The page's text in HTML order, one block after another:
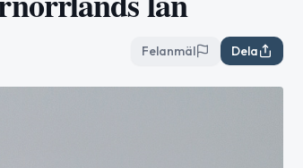
Felanmäl Dela